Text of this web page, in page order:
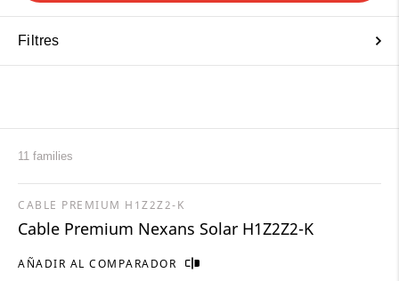
Filtres
11 families
AÑADIR AL COMPARADOR
CABLE PREMIUM H1Z2Z2-K
Cable Premium Nexans Solar H1Z2Z2-K